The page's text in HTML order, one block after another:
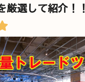
厳選して紹介！！